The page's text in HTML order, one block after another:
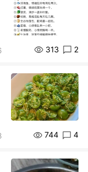
313 2
744 4